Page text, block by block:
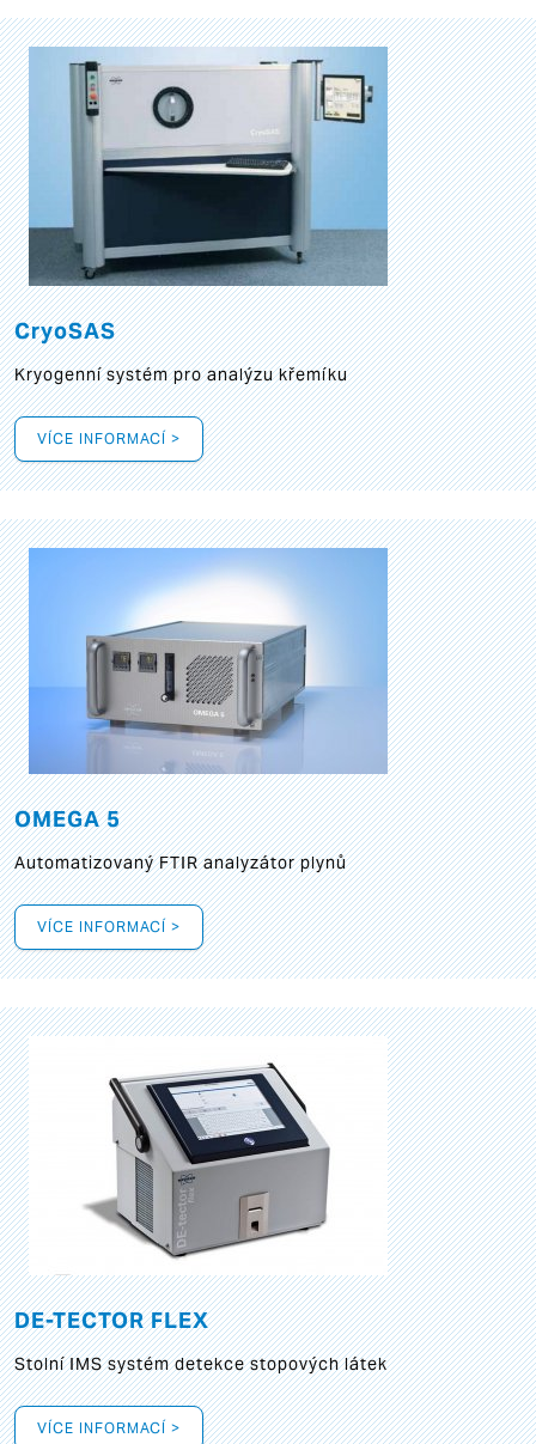
CryoSAS
Kryogenní systém pro analýzu křemíku
VÍCE INFORMACÍ >
OMEGA 5
Automatizovaný FTIR analyzátor plynů
VÍCE INFORMACÍ >
DE-TECTOR FLEX
Stolní IMS systém detekce stopových látek
VÍCE INFORMACÍ >